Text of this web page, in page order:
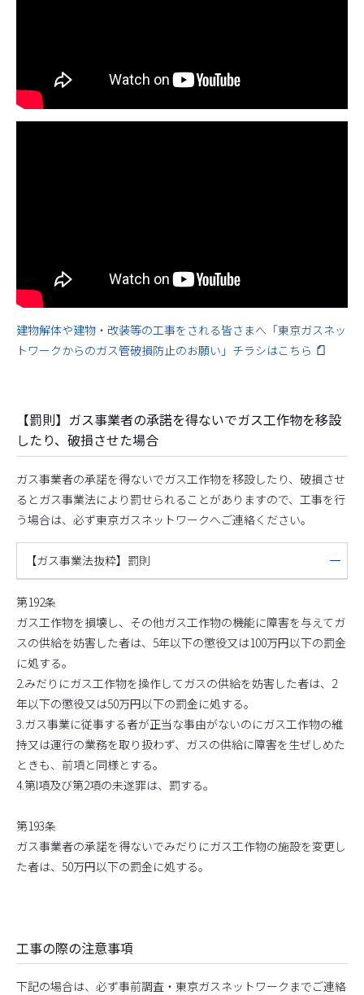
建物解体や建物・改装等の工事をされる皆さまへ「東京ガスネッ
トワークからのガス管破損防止のお願い」チラシはこちら
【罰則】ガス事業者の承諾を得ないでガス工作物を移設
したり、破損させた場合
ガス事業者の承諾を得ないでガス工作物を移設したり、破損させ
るとガス事業法により罰せられることがありますので、工事を行
う場合は、必ず東京ガスネットワークへご連絡ください。
【ガス事業法抜粋】罰則
第192条
ガス工作物を損壊し、その他ガス工作物の機能に障害を与えてガ
スの供給を妨害した者は、5年以下の懲役又は100万円以下の罰金
に処する。
2.みだりにガス工作物を操作してガスの供給を妨害した者は、2
年以下の懲役又は50万円以下の罰金に処する。
3.ガス事業に従事する者が正当な事由がないのにガス工作物の維
持又は運行の業務を取り扱わず、ガスの供給に障害を生ぜしめた
ときも、前項と同様とする。
4.第l項及び第2項の未遂罪は、罰する。
第193条
ガス事業者の承諾を得ないでみだりにガス工作物の施設を変更し
た者は、50万円以下の罰金に処する。
工事の際の注意事項
下記の場合は、必ず事前調査・東京ガスネットワークまでご連絡